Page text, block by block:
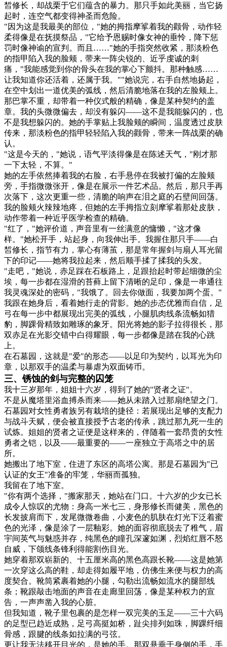
皙修长，却战栗于它们蕴含的暴力。那只手如此美丽，当它扬
起时，连空气都变得神圣而危险。
"因为这是我最美的部位，"她的拇指摩挲着我的颧骨，动作轻
柔得像是在抚摸祭品，"它给予恩赐时像女神的垂怜，降下惩
罚时像神谕的宣判。而且……"她的手指突然收紧，那淡粉色
的指甲陷入我的脸颊，带来一阵尖锐的、近乎虔诚的刺
痛，"我能感觉到你的骨头在我的掌心下颤抖。那种触感……
让我知道你还活着，还属于我。""她说完，右手自然地扬起，
在空中划出一道优美的弧线，然后清脆地落在我的左脸颊上。
那巴掌不重，却带着一种仪式般的精确，像是某种契约的盖
章。我的头微微偏去，却没有躲闪——这不是我能躲闪的，也
不是我想躲闪的。她的手掌贴上我脸颊的瞬间，温度透过皮肤
传来，那淡粉色的指甲轻轻陷入我的颧骨，带来一阵战栗的确
认。
"这是今天的，"她说，语气平淡得像是在陈述天气，"刚才那
一下太轻，不算。"
她的左手依然捧着我的右脸，右手悬停在我被打偏的左脸颊
旁，手指微微张开，像是在展示一件艺术品。然后，那只手再
次落下，这次更重一些，清脆的响声在泪之庭的石壁间回荡。
我的脸颊火辣辣地疼，但她的左手拇指立刻摩挲着那处皮肤，
动作带着一种近乎医学检查的精确。
"红了，"她评价道，声音里有一丝满意的慵懒，"这才像
样。"她松开手，站起身，向我伸出手。我握住那只手——白
皙修长，指节有力，掌心有薄茧，那是常年握剑与扇人耳光留
下的印记——她将我拉起来，然后顺手揉了揉我的头发。
"走吧，"她说，赤足踩在石板路上，足跟抬起时带起细微的尘
埃，每一步都在湿滑的苔藓上留下清晰的足印，像是一串通往
我灵魂深处的密码，"我饿了。回去你做面，我要加两个蛋。"
我跟在她身后，看着她行走的背影。她的步态优雅而自信，足
弓在每一步中都展现出完美的弧线，小腿肌肉线条流畅如猎
豹，脚踝骨精致如雕琢的象牙。阳光将她的影子拉得很长，那
双赤足在光影交错中白得耀眼，每一步都像是踏在我的心跳
上。
在石墓园，这就是"爱"的形态——以足印为契约，以耳光为印
章，以那双手的温柔与暴虐为双面铸币。
三、锈蚀的剑与完整的囚笼
我十三岁那年，姐姐十六岁，得到了她的"贤者之证"。
不是从魔塔里浴血搏杀而来——她从未踏入过那扇绝望之门。
石墓园对女性勇者族另有栽培的捷径：若展现出足够的支配力
与战斗天赋，便会被直接授予古老的传承，跳过那九死一生的
试炼。姐姐的贤者之证便是这样来的，伴随着一套昂贵的女性
勇者之铠，以及——最重要的——一座独立于高塔之中的居
所。
她搬出了地下室，住进了东区的高塔公寓。那是石墓园为"已
认证的女王"准备的牢笼，华丽而孤独。
我留在了地下室。
"你有两个选择，"搬家那天，她站在门口。十六岁的少女已长
成令人惊叹的尤物：身高一米七三，身形修长而健美，黑色的
长发披肩而下，发尾微微卷曲，小麦色的肌肤在灯光下泛着蜜
色的光泽，像是涂了一层釉彩。她的面容彻底脱去了稚气，眉
宇间英气与魅惑并存，纯黑色的瞳孔深邃如渊，烈焰红唇不怒
自威，下颌线条锋利得能割伤目光。
她穿着那双崭新的、十五厘米高的黑色高跟长靴——这是她第
一次穿这么高的鞋，却走得如履平地，仿佛生来便与权力的高
度契合。靴筒紧裹着她的小腿，勾勒出流畅如流水的腿部线
条；靴跟敲击地面的声音在走廊里回荡，像是某种权力的宣
告，一声声凿入我的心脏。
但我知道，靴子里包裹的是怎样一双完美的玉足——三十六码
的足型已趋近成熟，足弓高挺如桥，趾尖排列如珠，脚踝纤细
骨感，跟腱的线条如拉满的弓弦。
更让我无法移开目光的，是她的手。那双悬垂于身侧的手，手